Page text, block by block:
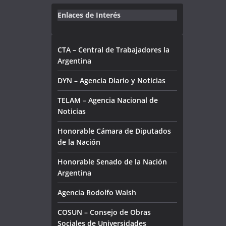
Enlaces de Interés
CTA – Central de Trabajadores la
Argentina
DYN – Agencia Diario y Noticias
TELAM – Agencia Nacional de
Noticias
Honorable Cámara de Diputados
de la Nación
Honorable Senado de la Nación
Argentina
Agencia Rodolfo Walsh
COSUN – Consejo de Obras
Sociales de Universidades